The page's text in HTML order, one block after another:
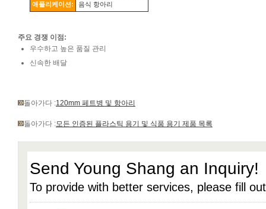
애플리케이션:
음식 항아리
주요 경쟁 이점:
우수하고 높은 품질 관리
신속한 배달
돌아가다 :120mm 페트병 및 항아리
돌아가다 :모든 인증된 플라스틱 용기 및 식품 용기 제품 목록